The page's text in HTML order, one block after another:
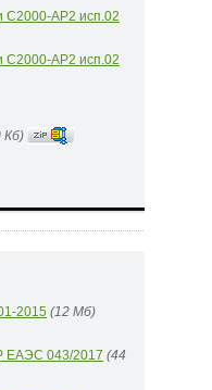
С2000-АР2 исп.02
С2000-АР2 исп.02
Кб)
2015 (12 Mб)
ЕАЭС 043/2017 (44